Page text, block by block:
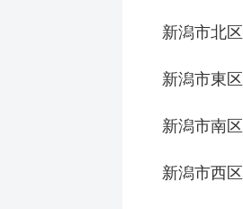
新潟市北区
新潟市東区
新潟市南区
新潟市西区